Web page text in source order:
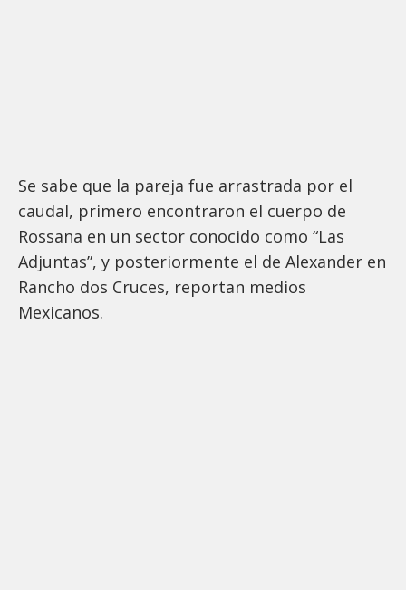
Se sabe que la pareja fue arrastrada por el
caudal, primero encontraron el cuerpo de
Rossana en un sector conocido como “Las
Adjuntas”, y posteriormente el de Alexander en
Rancho dos Cruces, reportan medios
Mexicanos.